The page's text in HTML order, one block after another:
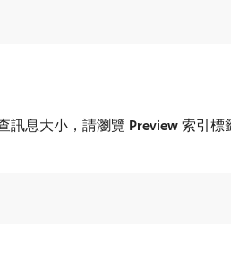
訊息大小，請瀏覽​ Preview 索引標